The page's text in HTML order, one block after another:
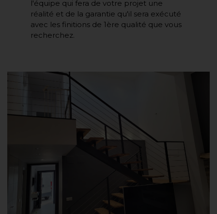
l'équipe qui fera de votre projet une
réalité et de la garantie qu'il sera exécuté
avec les finitions de 1ère qualité que vous
recherchez.